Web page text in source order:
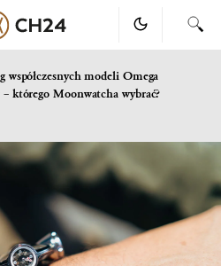
współczesnych modeli Omega
– którego Moonwatcha wybrać?